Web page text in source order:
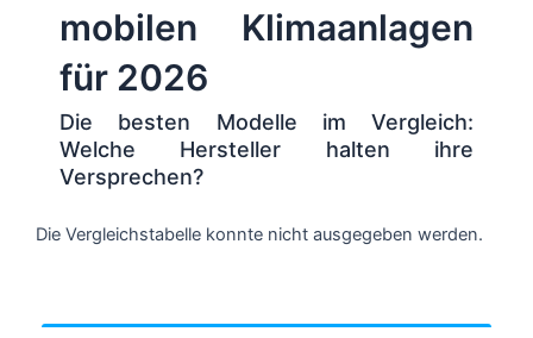
mobilen Klimaanlagen
für 2026
Die besten Modelle im Vergleich:
Welche Hersteller halten ihre
Versprechen?
Die Vergleichstabelle konnte nicht ausgegeben werden.